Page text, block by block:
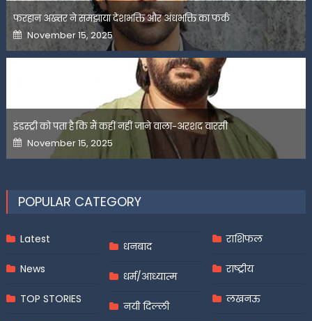
फरहान अख्तर ने समझाया देशभक्ति और अंधभक्ति का फर्क
Posted
on
November 15, 2025
इंडस्ट्री को पता है कि मैं कहीं नहीं जाने वाला-अरशद वारसी
Posted
on
November 15, 2025
POPULAR CATEGORY
Latest
News
TOP STORIES
धनबाद
धर्म/आध्यात्म
नयी दिल्ली
राशिफल
राष्ट्रीय
लखनऊ